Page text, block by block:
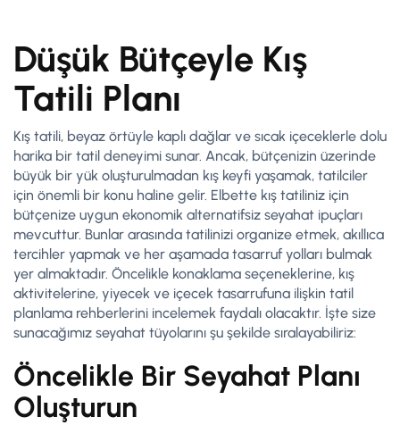
Düşük Bütçeyle Kış
Tatili Planı
Kış tatili, beyaz örtüyle kaplı dağlar ve sıcak içeceklerle dolu
harika bir tatil deneyimi sunar. Ancak, bütçenizin üzerinde
büyük bir yük oluşturulmadan kış keyfi yaşamak, tatilciler
için önemli bir konu haline gelir. Elbette kış tatiliniz için
bütçenize uygun ekonomik alternatifsiz seyahat ipuçları
mevcuttur. Bunlar arasında tatilinizi organize etmek, akıllıca
tercihler yapmak ve her aşamada tasarruf yolları bulmak
yer almaktadır. Öncelikle konaklama seçeneklerine, kış
aktivitelerine, yiyecek ve içecek tasarrufuna ilişkin tatil
planlama rehberlerini incelemek faydalı olacaktır. İşte size
sunacağımız seyahat tüyolarını şu şekilde sıralayabiliriz:
Öncelikle Bir Seyahat Planı
Oluşturun